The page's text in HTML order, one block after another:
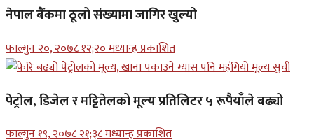
नेपाल बैंकमा ठूलो संख्यामा जागिर खुल्यो
फाल्गुन २०, २०७८ १२;२० मध्यान्ह प्रकाशित
पेट्रोल, डिजेल र मट्टितेलको मूल्य प्रतिलिटर ५ रूपैयाँले बढ्यो
फाल्गुन १९, २०७८ २१;३८ मध्यान्ह प्रकाशित